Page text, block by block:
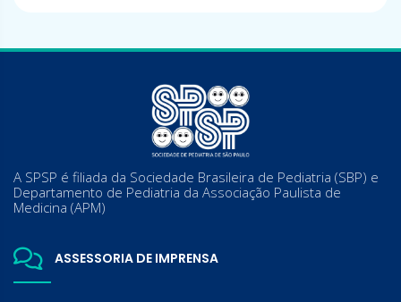
A SPSP é filiada da Sociedade Brasileira de Pediatria (SBP) e
Departamento de Pediatria da Associação Paulista de
Medicina (APM)
ASSESSORIA DE IMPRENSA